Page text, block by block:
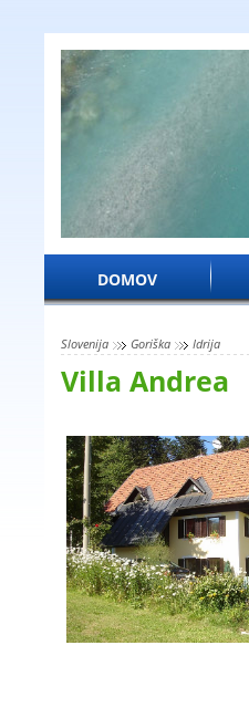
DOMOV
Slovenija Goriška Idrija
Villa Andrea